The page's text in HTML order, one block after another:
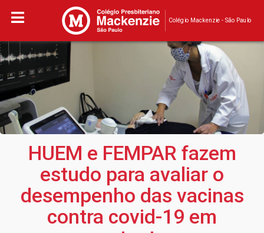
Colégio Mackenzie - São Paulo
HUEM e FEMPAR fazem
estudo para avaliar o
desempenho das vacinas
contra covid-19 em